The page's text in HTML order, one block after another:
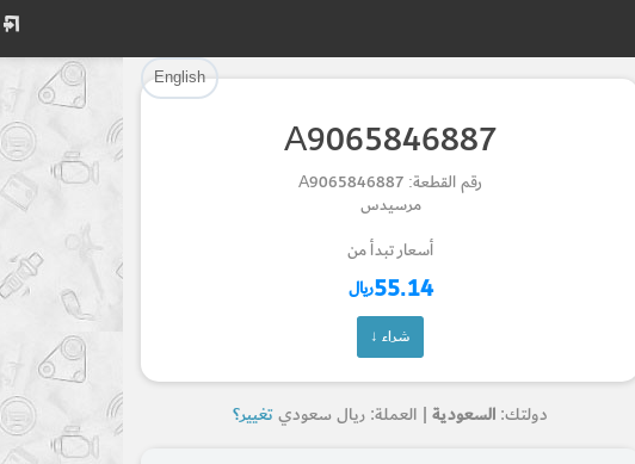
English
A9065846887
رقم القطعة: A9065846887
مرسيدس
أسعار تبدأ من
55.14ريال
شراء ↓
دولتك: السعودية | العملة: ريال سعوديتغيير؟
تم إضافة القطعة بنجاح.
Part Successfully Selected
Return to Search Page
تم إضافة القطعة للسلة بنجاح.
Part Added to Cart
Checkout